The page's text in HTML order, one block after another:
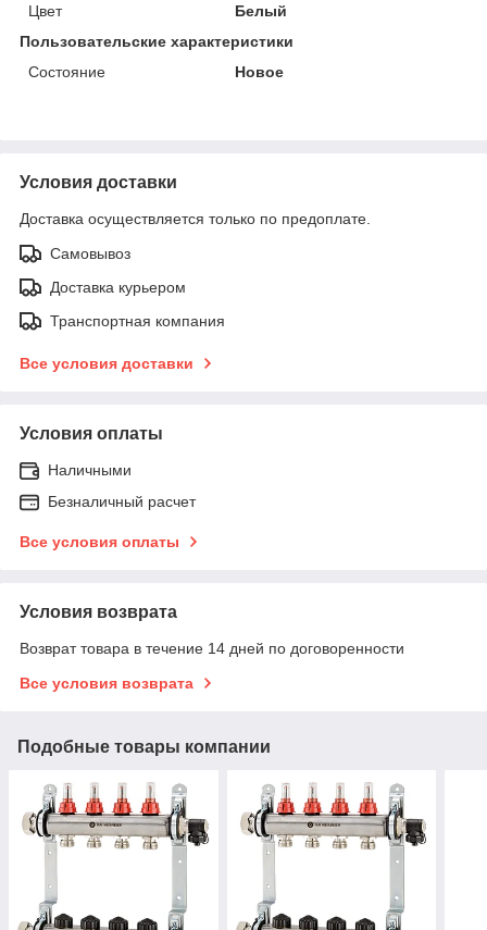
Цвет
Белый
Пользовательские характеристики
Состояние
Новое
Условия доставки
Доставка осуществляется только по предоплате.
Самовывоз
Доставка курьером
Транспортная компания
Все условия доставки
Условия оплаты
Наличными
Безналичный расчет
Все условия оплаты
Условия возврата
Возврат товара в течение 14 дней по договоренности
Все условия возврата
Подобные товары компании